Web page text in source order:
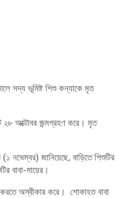
সদ্য ভূমিষ্ট শিশু কন্যাকে মৃত
২৮ অক্টোবর জন্মগ্রহণ করে। মৃত
নভেম্বর) জানিয়েছে, বাড়িতে শিশুটির
বাবা-মায়ের।
করতে অস্বীকার করে। শোকাহত বাবা